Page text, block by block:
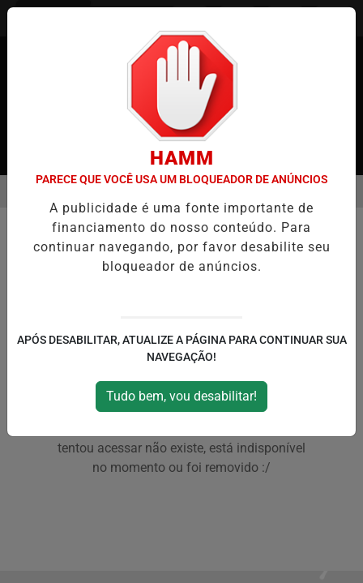
EM ALTA
CONTEÚDO NÃO ENCONTRADO!
tentou acessar não existe, está indisponível
no momento ou foi removido :/
HAMM
PARECE QUE VOCÊ USA UM BLOQUEADOR DE ANÚNCIOS
A publicidade é uma fonte importante de
financiamento do nosso conteúdo. Para
continuar navegando, por favor desabilite seu
bloqueador de anúncios.
APÓS DESABILITAR, ATUALIZE A PÁGINA PARA CONTINUAR SUA
NAVEGAÇÃO!
Tudo bem, vou desabilitar!